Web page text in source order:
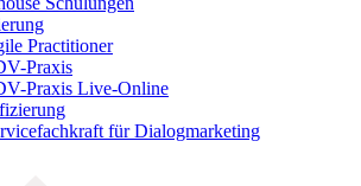
Practitioner
Praxis
Praxis Live-Online
für Dialogmarketing